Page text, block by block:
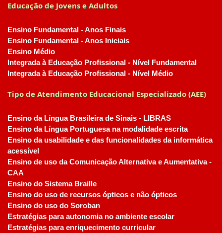
Educação de Jovens e Adultos
Ensino Fundamental - Anos Finais
Ensino Fundamental - Anos Iniciais
Ensino Médio
Integrada à Educação Profissional - Nível Fundamental
Integrada à Educação Profissional - Nível Médio
Tipo de Atendimento Educacional Especializado (AEE)
Ensino da Língua Brasileira de Sinais - LIBRAS
Ensino da Língua Portuguesa na modalidade escrita
Ensino da usabilidade e das funcionalidades da informática
acessível
Ensino de uso da Comunicação Alternativa e Aumentativa -
CAA
Ensino do Sistema Braille
Ensino do uso de recursos ópticos e não ópticos
Ensino do uso do Soroban
Estratégias para autonomia no ambiente escolar
Estratégias para enriquecimento curricular